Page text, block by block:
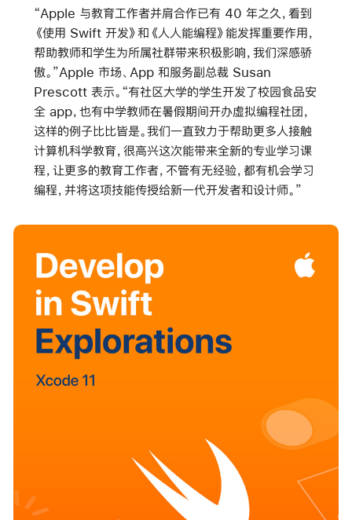
“Apple 与教育工作者并肩合作已有 40 年之久，看到
《使用 Swift 开发》和《人人能编程》能发挥重要作用，
帮助教师和学生为所属社群带来积极影响，我们深感骄
傲。”Apple 市场、App 和服务副总裁 Susan
Prescott 表示。“有社区大学的学生开发了校园食品安
全 app，也有中学教师在暑假期间开办虚拟编程社团，
这样的例子比比皆是。我们一直致力于帮助更多人接触
计算机科学教育，很高兴这次能带来全新的专业学习课
程，让更多的教育工作者，不管有无经验，都有机会学习
编程，并将这项技能传授给新一代开发者和设计师。”